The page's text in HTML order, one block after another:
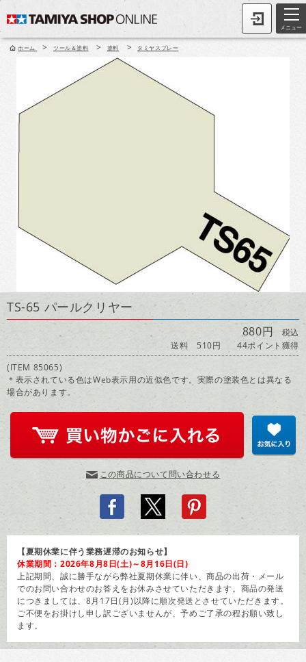
メニュー
ホーム > ツール＆塗料 > 塗料 > タミヤスプレー
TS-65 パールクリヤー
880円 税込
送料 510円
44ポイント獲得
(ITEM 85065)
＊表示されている色はWeb表示用の近似色です。実際の塗装色とは異なる
場合があります。
この商品について問い合わせる
【夏期休業に伴う業務遅滞のお知らせ】
休業期間：2026年8月8日(土)～8月16日(日)
上記期間、誠に勝手ながら弊社夏期休業に伴い、商品の出荷・メール
でのお問い合わせのお答えをお休みさせていただきます。商品の発送
につきましては、8月17日(月)以降に順次発送とさせていただきます。
ご不便をお掛けし申し訳ございませんが、予めご了承の程お願い致し
ます。